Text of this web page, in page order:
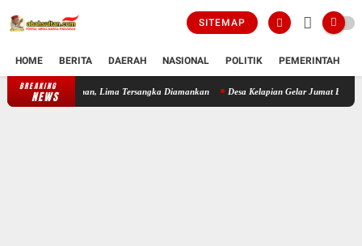
SITEMAP
HOME BERITA DAERAH NASIONAL POLITIK PEMERINTAH
BREAKING
NEWS Polsek Cikande Bongkar Komplotan Pencuri Besi Bangunan, Lima